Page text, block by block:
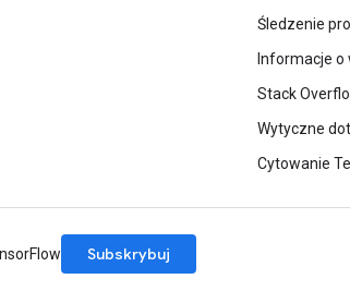
Śledzenie
Informacje o
Stack
Wytyczne
Cytowanie
Subskrybuj